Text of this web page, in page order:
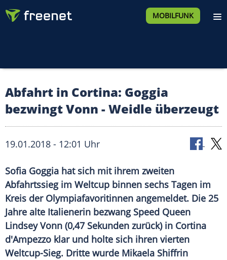
MOBILFUNK
Abfahrt in Cortina: Goggia
bezwingt Vonn - Weidle überzeugt
19.01.2018 - 12:01 Uhr
Sofia Goggia hat sich mit ihrem zweiten
Abfahrtssieg im Weltcup binnen sechs Tagen im
Kreis der Olympiafavoritinnen angemeldet. Die 25
Jahre alte Italienerin bezwang Speed Queen
Lindsey Vonn (0,47 Sekunden zurück) in Cortina
d'Ampezzo klar und holte sich ihren vierten
Weltcup-Sieg. Dritte wurde Mikaela Shiffrin